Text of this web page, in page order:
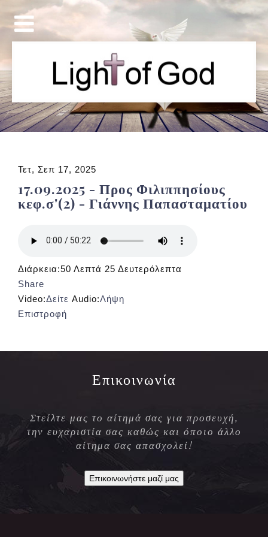
Τετ, Σεπ 17, 2025
17.09.2025 - Προς Φιλιππησίους
κεφ.σ'(2) - Γιάννης Παπασταματίου
Διάρκεια:50 Λεπτά 25 Δευτερόλεπτα
Share
Video:Δείτε Audio:Λήψη
Επιστροφή
Επικοινωνία
Στείλτε μας το αίτημά σας για προσευχή,
την ευχαριστία σας καθώς και όποιο άλλο
αίτημα σας απασχολεί!
Επικοινωνήστε μαζί μας